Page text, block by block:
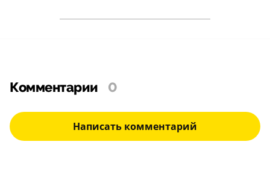
Комментарии 0
Написать комментарий